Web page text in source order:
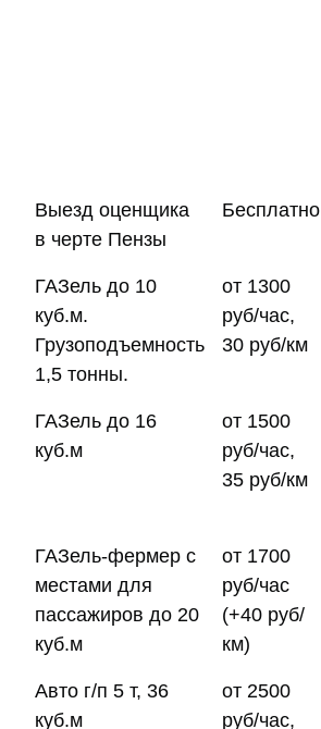
Выезд оценщика
в черте Пензы
Бесплатно
ГАЗель до 10
куб.м.
Грузоподъемность
1,5 тонны.
от 1300
руб/час,
30 руб/км
ГАЗель до 16
куб.м
от 1500
руб/час,
35 руб/км
ГАЗель-фермер с
местами для
пассажиров до 20
куб.м
от 1700
руб/час
(+40 руб/
км)
Авто г/п 5 т, 36
куб.м
от 2500
руб/час,